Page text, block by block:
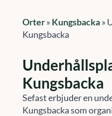
Orter» Kungsbacka»
Kungsbacka
Kungsbacka
Sefast erbjuder en
Kungsbacka som